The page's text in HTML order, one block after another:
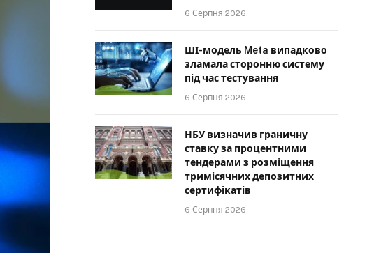
6 Серпня 2026
ШІ-модель Meta випадково
зламала сторонню систему
під час тестування
6 Серпня 2026
НБУ визначив граничну
ставку за процентними
тендерами з розміщення
тримісячних депозитних
сертифікатів
6 Серпня 2026